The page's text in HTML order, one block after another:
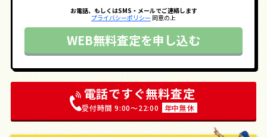
お電話、もしくはSMS・メールでご連絡します
プライバシーポリシー 同意の上
WEB無料査定を申し込む
電話ですぐ無料査定
受付時間 9:00〜22:00 年中無休